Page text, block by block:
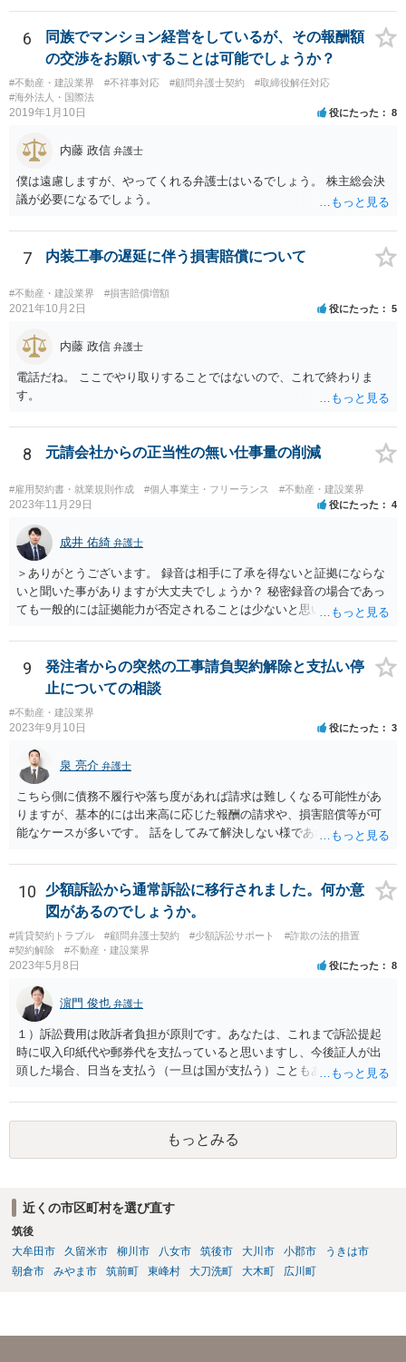
事務外の税務相談をサービスで実施していた場合は、税理士側から積
極的に課税方式を確認しなければならないという程度の注意義務は認
められにくいのではないかと思います。 もっとも、顧問契約締結当初
から本件法人設立の相談についても依頼しており委任事務に含まれて
いたと主張できる事情がある場合には、上記より幾分有利に進められ
るかと思います。 より詳細な検討は、個別に法律事務所に問い合わせ
て法律相談されるとよいでしょう。
6
同族でマンション経営をしているが、その報酬額
の交渉をお願いすることは可能でしょうか？
#不動産・建設業界 #不祥事対応 #顧問弁護士契約
#取締役解任対応
#海外法人・国際法
2019年1月10日 役にたった 8
内藤 政信 弁護士
僕は遠慮しますが、やってくれる弁護士はいるでしょう。 株主総会決
議が必要になるでしょう。
7 内装工事の遅延に伴う損害賠償について
#不動産・建設業界 #損害賠償増額
2021年10月2日 役にたった 5
内藤 政信 弁護士
電話だね。 ここでやり取りすることではないので、これで終わりま
す。
8 元請会社からの正当性の無い仕事量の削減
#雇用契約書・就業規則作成 #個人事業主・フリーランス #不動産・建設業界
2023年11月29日 役にたった 4
成井 佑綺 弁護士
＞ありがとうございます。 録音は相手に了承を得ないと証拠にならな
いと聞いた事がありますが大丈夫でしょうか？ 秘密録音の場合であっ
ても一般的には証拠能力が否定されることは少ないと思いますが、も
がないとは言い切れません。 秘密録音をなさる場合にはこのようなリ
スクも踏まえご自身の責任でご対応ください。
9
発注者からの突然の工事請負契約解除と支払い停
止についての相談
#不動産・建設業界
2023年9月10日 役にたった 3
泉 亮介 弁護士
こちら側に債務不履行や落ち度があれば請求は難しくなる可能性があ
りますが、基本的には出来高に応じた報酬の請求や、損害賠償等が可
能なケースが多いです。 話をしてみて解決しない様であれば弁護士を
10
少額訴訟から通常訴訟に移行されました。何か意
図があるのでしょうか。
#賃貸契約トラブル #顧問弁護士契約 #少額訴訟サポート
#詐欺の法的措置
#契約解除
#不動産・建設業界
2023年5月8日 役にたった 8
濵門 俊也 弁護士
１）訴訟費用は敗訴者負担が原則です。あなたは、これまで訴訟提起
時に収入印紙代や郵券代を支払っていると思いますし、今後証人が出
頭した場合、日当を支払う（一旦は国が支払う）こともあり得ます。
期日以降になるのでしょう。 ３）第１回口頭弁論期日は、答弁書を提
出していれば擬制陳述が認められます。ご指摘のとおり、第２回以降
を想定しています。ご存じかと思いますが、裁判費用と訴訟費用は異
なります。 ４）あなたの請求内容次第です。費用度外視で代理人弁護
弁護士を付けることを検討すべきかもしれません。 ５）副次的な理由
としてはあり得ないわけではないですが、単純にあなたの請求を認め
ていないのだと思います。
もっとみる
近くの市区町村を選び直す
筑後
大牟田市
久留米市 柳川市 八女市 筑後市 大川市 小郡市
うきは市
朝倉市
みやま市 筑前町 東峰村 大刀洗町 大木町 広川町